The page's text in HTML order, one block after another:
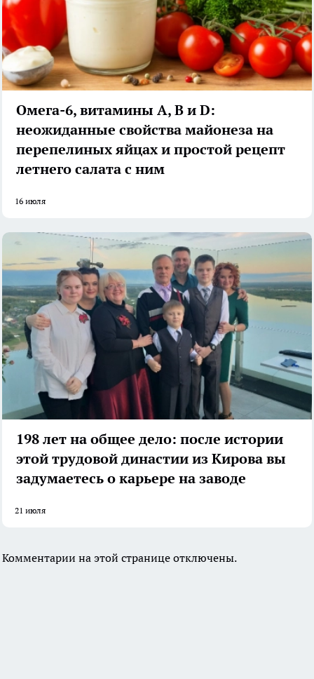
Омега-6, витамины А, В и D:
неожиданные свойства майонеза на
перепелиных яйцах и простой рецепт
летнего салата с ним
16 июля
198 лет на общее дело: после истории
этой трудовой династии из Кирова вы
задумаетесь о карьере на заводе
21 июля
Комментарии на этой странице отключены.